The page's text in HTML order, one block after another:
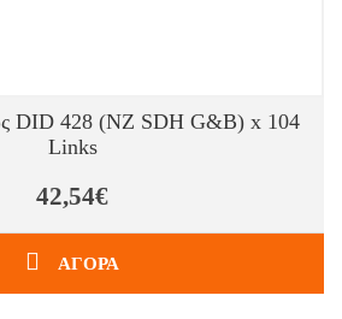
DID 428 (NZ SDH G&B) x 104
Links
42,54€
ΑΓΟΡΑ